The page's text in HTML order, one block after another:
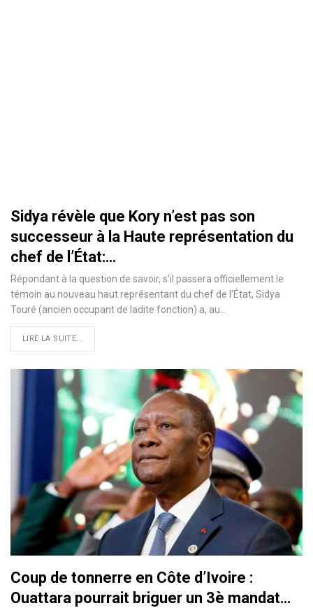
Sidya révèle que Kory n’est pas son
successeur à la Haute représentation du
chef de l’État:…
Répondant à la question de savoir, s'il passera officiellement le
témoin au nouveau haut représentant du chef de l'État, Sidya
Touré (ancien occupant de ladite fonction) a, au
LIRE LA SUITE...
Coup de tonnerre en Côte d’Ivoire :
Ouattara pourrait briguer un 3è mandat…